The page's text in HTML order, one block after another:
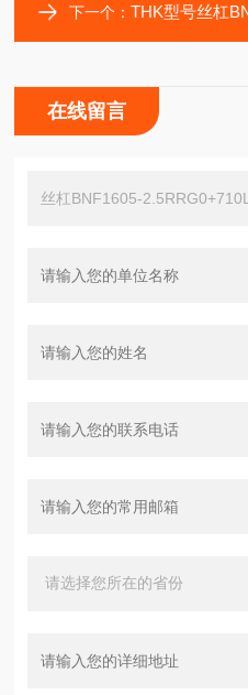
下一个：THK型号丝杠
在线留言